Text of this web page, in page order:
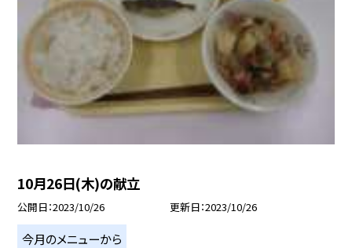
10月26日(木)の献立
公開日 2023/10/26 更新日 2023/10/26
今月のメニューから